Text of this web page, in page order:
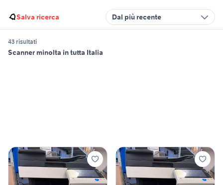
Salva ricerca Dal più recente
43 risultati
Scanner minolta in tutta Italia